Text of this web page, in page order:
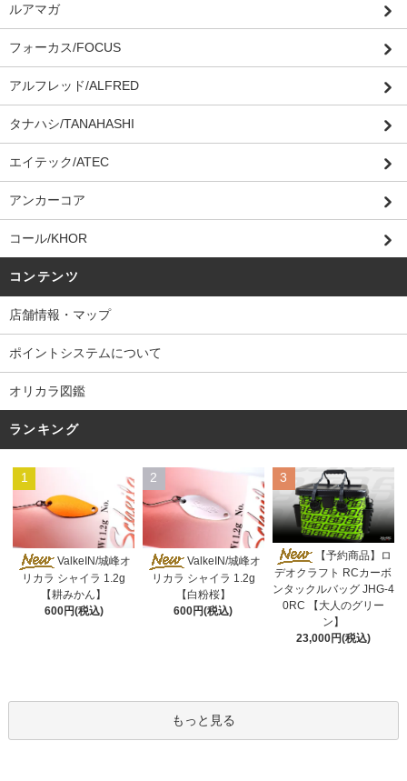
ルアマガ
フォーカス/FOCUS
アルフレッド/ALFRED
タナハシ/TANAHASHI
エイテック/ATEC
アンカーコア
コール/KHOR
コンテンツ
店舗情報・マップ
ポイントシステムについて
オリカラ図鑑
ランキング
1
ValkeIN/城峰オ
リカラ シャイラ 1.2g
【耕みかん】
600円(税込)
2
ValkeIN/城峰オ
リカラ シャイラ 1.2g
【白粉桜】
600円(税込)
3
【予約商品】ロ
デオクラフト RCカーボ
ンタックルバッグ JHG-4
0RC 【大人のグリー
ン】
23,000円(税込)
もっと見る